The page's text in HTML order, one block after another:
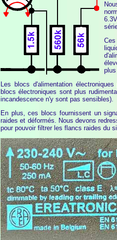
Les blocs d'alimentation
blocs électroniques sont plus
incandescence n'y sont pas sensibles).
En plus, ces blocs fournissent un
raides et déformés. Nous devons
pour pouvoir filtrer les flancs raides du